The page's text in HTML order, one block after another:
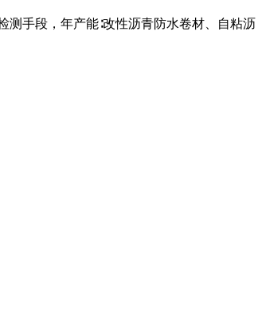
手段，年产能∶改性沥青防水卷材、自粘沥